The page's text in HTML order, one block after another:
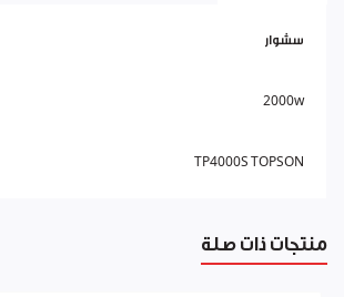
سشوار
2000w
TP4000S TOPSON
منتجات ذات صلة